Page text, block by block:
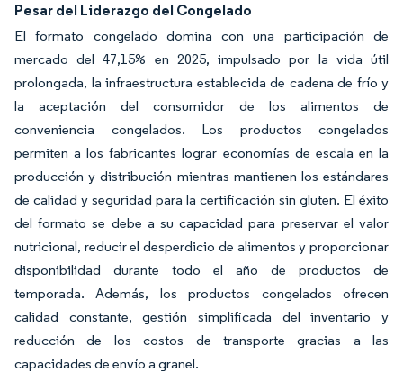
Pesar del Liderazgo del Congelado
El formato congelado domina con una participación de
mercado del 47,15% en 2025, impulsado por la vida útil
prolongada, la infraestructura establecida de cadena de frío y
la aceptación del consumidor de los alimentos de
conveniencia congelados. Los productos congelados
permiten a los fabricantes lograr economías de escala en la
producción y distribución mientras mantienen los estándares
de calidad y seguridad para la certificación sin gluten. El éxito
del formato se debe a su capacidad para preservar el valor
nutricional, reducir el desperdicio de alimentos y proporcionar
disponibilidad durante todo el año de productos de
temporada. Además, los productos congelados ofrecen
calidad constante, gestión simplificada del inventario y
reducción de los costos de transporte gracias a las
capacidades de envío a granel.